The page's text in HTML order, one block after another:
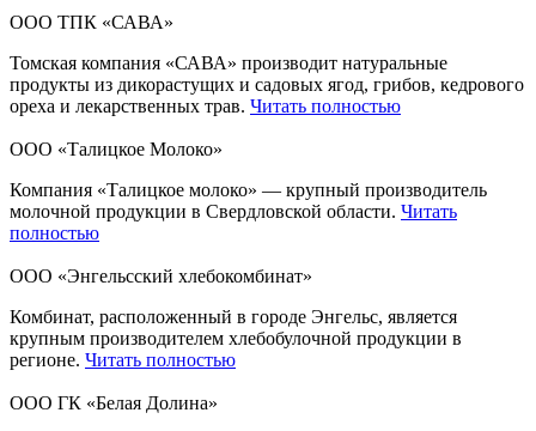
ООО ТПК «САВА»
Томская компания «САВА» производит натуральные
продукты из дикорастущих и садовых ягод, грибов, кедрового
ореха и лекарственных трав. Читать полностью
ООО «Талицкое Молоко»
Компания «Талицкое молоко» — крупный производитель
молочной продукции в Свердловской области. Читать
полностью
ООО «Энгельсский хлебокомбинат»
Комбинат, расположенный в городе Энгельс, является
крупным производителем хлебобулочной продукции в
регионе. Читать полностью
ООО ГК «Белая Долина»